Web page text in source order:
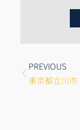
Prev
PREVIOUS